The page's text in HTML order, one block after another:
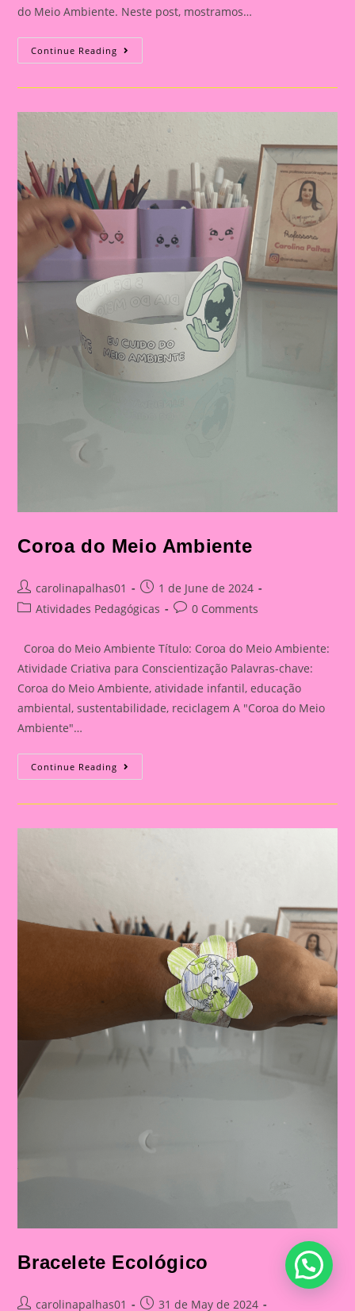
do Meio Ambiente. Neste post, mostramos…
Continue Reading Post
23:
O
Dia
Ambiente
Coroa do Meio Ambiente
Post
author:
carolinapalhas01
Post
published:
1 de June de 2024
PostAtividades Pedagógicas
Post0 Comments
Coroa do Meio Ambiente Título: Coroa do Meio Ambiente:
Atividade Criativa para Conscientização Palavras-chave:
Coroa do Meio Ambiente, atividade infantil, educação
ambiental, sustentabilidade, reciclagem A "Coroa do Meio
Ambiente"…
Continue Reading Coroa
Do
Bracelete Ecológico
Postcarolinapalhas01 Post31 de May de 2024